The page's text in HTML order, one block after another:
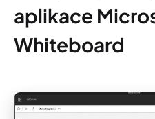
aplikace
Whiteboard